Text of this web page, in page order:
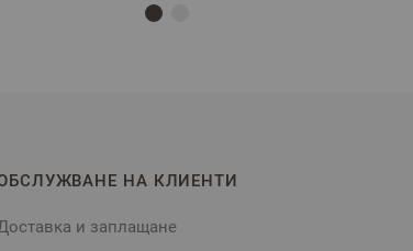
НА КЛИЕНТИ
и заплащане